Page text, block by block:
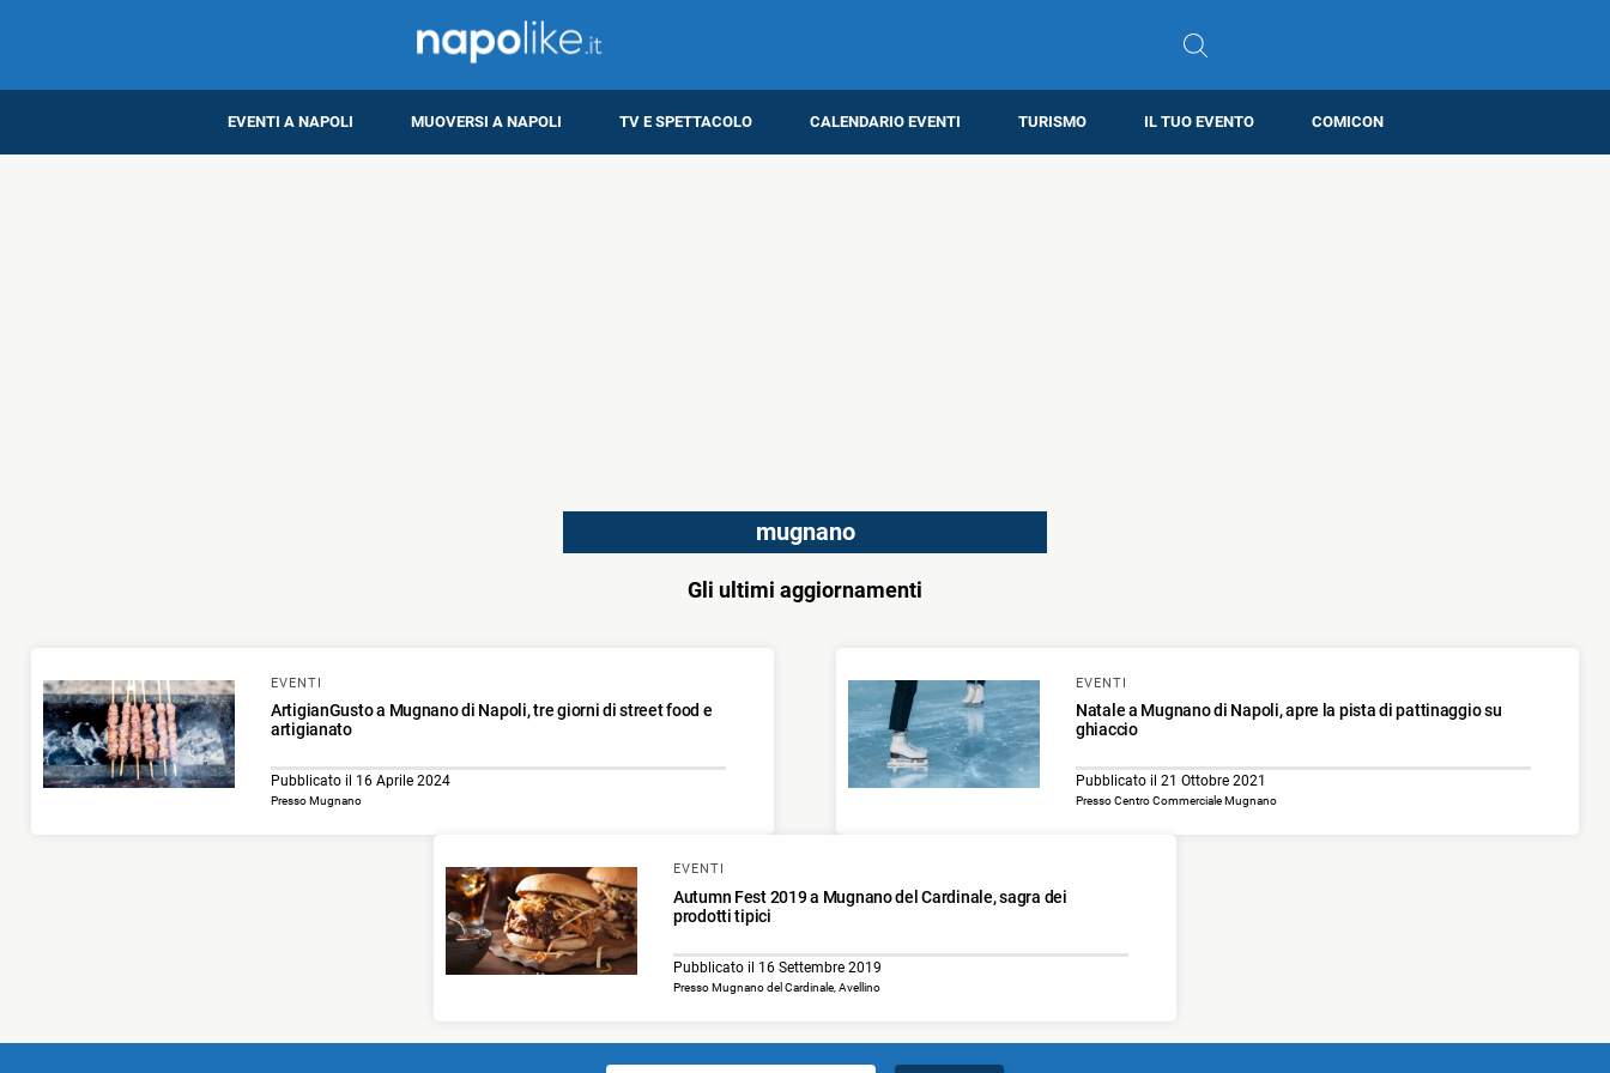
EVENTI A NAPOLI MUOVERSI A NAPOLI TV E SPETTACOLO CALENDARIO EVENTI TURISMO IL TUO EVENTO COMICON
mugnano
Gli ultimi aggiornamenti
EVENTI
ArtigianGusto a Mugnano di Napoli, tre giorni di street food e
artigianato
Pubblicato il 16 Aprile 2024
Presso Mugnano
EVENTI
Natale a Mugnano di Napoli, apre la pista di pattinaggio su
ghiaccio
Pubblicato il 21 Ottobre 2021
Presso Centro Commerciale Mugnano
EVENTI
Autumn Fest 2019 a Mugnano del Cardinale, sagra dei
prodotti tipici
Pubblicato il 16 Settembre 2019
Presso Mugnano del Cardinale, Avellino